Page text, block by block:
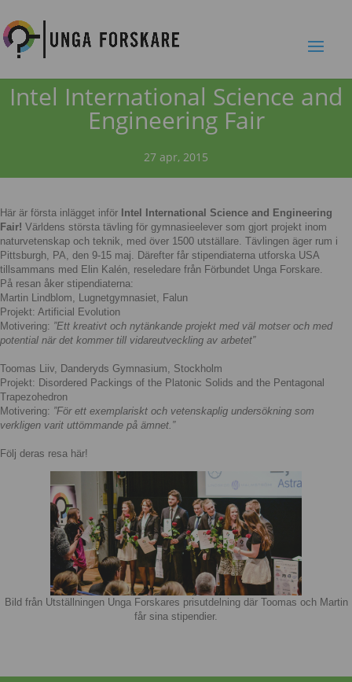
Intel International Science and
Engineering Fair
27 apr, 2015
Här är första inlägget inför Intel International Science and Engineering
Fair! Världens största tävling för gymnasieelever som gjort projekt inom
naturvetenskap och teknik, med över 1500 utställare. Tävlingen äger rum i
Pittsburgh, PA, den 9-15 maj. Därefter får stipendiaterna utforska USA
tillsammans med Elin Kalén, reseledare från Förbundet Unga Forskare.
På resan åker stipendiaterna:
Martin Lindblom, Lugnetgymnasiet, Falun
Projekt: Artificial Evolution
Motivering: ”Ett kreativt och nytänkande projekt med väl motser och med
potential när det kommer till vidareutveckling av arbetet”
Toomas Liiv, Danderyds Gymnasium, Stockholm
Projekt: Disordered Packings of the Platonic Solids and the Pentagonal
Trapezohedron
Motivering: ”För ett exemplariskt och vetenskaplig undersökning som
verkligen varit uttömmande på ämnet.”
Följ deras resa här!
Bild från Utställningen Unga Forskares prisutdelning där Toomas och Martin
får sina stipendier.